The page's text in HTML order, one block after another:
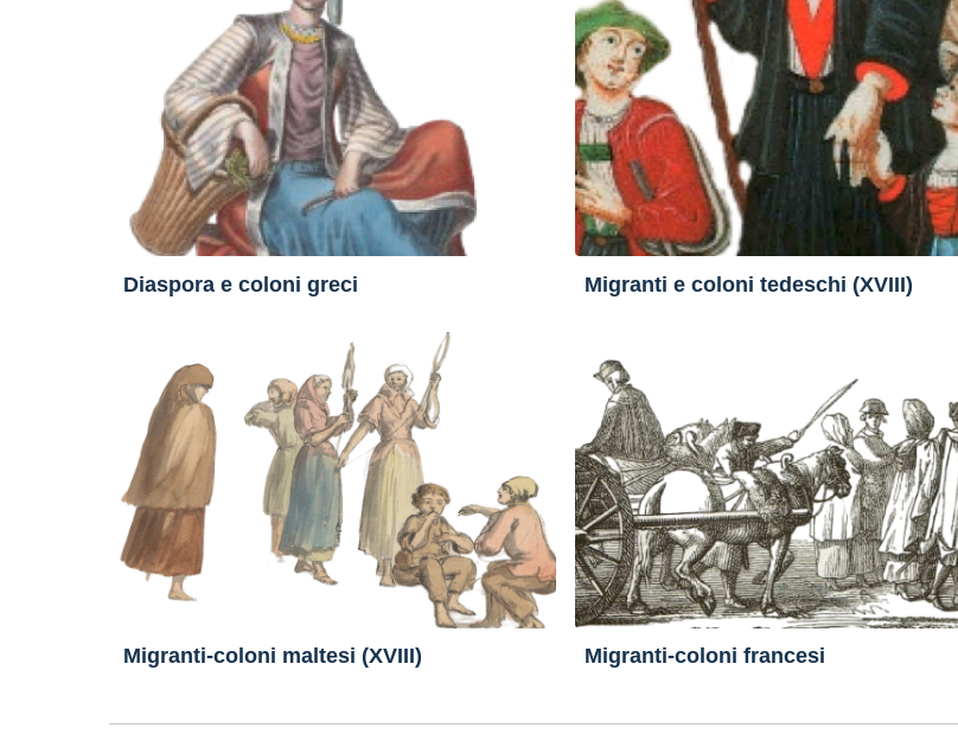
Diaspora e coloni greci Migranti e coloni tedeschi (XVIII)
Migranti-coloni maltesi (XVIII) Migranti-coloni francesi